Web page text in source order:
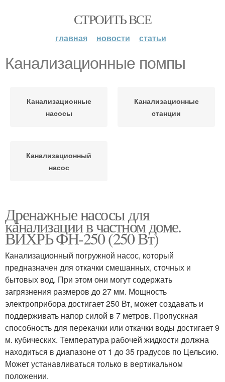
СТРОИТЬ ВСЕ
главная новости статьи
Канализационные помпы
Канализационные
насосы
Канализационные
станции
Канализационный
насос
Дренажные насосы для
канализации в частном доме.
ВИХРЬ ФН-250 (250 Вт)
Канализационный погружной насос, который
предназначен для откачки смешанных, сточных и
бытовых вод. При этом они могут содержать
загрязнения размеров до 27 мм. Мощность
электроприбора достигает 250 Вт, может создавать и
поддерживать напор силой в 7 метров. Пропускная
способность для перекачки или откачки воды достигает 9
м. кубических. Температура рабочей жидкости должна
находиться в диапазоне от 1 до 35 градусов по Цельсию.
Может устанавливаться только в вертикальном
положении.